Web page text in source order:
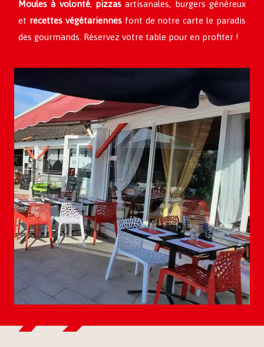
Moules à volonté, pizzasartisanales, burgers généreux
et recettes végétariennesfont de notre carte le paradis
des gourmands. Réservez votre table pour en profiter !